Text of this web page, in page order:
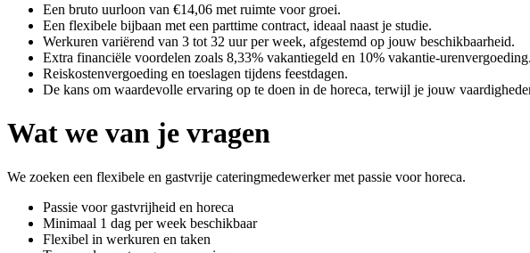
Een bruto uurloon van €14,06 met ruimte voor groei.
Een flexibele bijbaan met een parttime contract, ideaal naast je studie.
Werkuren variërend van 3 tot 32 uur per week, afgestemd op jouw beschikbaarheid.
Extra financiële voordelen zoals 8,33% vakantiegeld en 10% vakantie-urenvergoeding.
Reiskostenvergoeding en toeslagen tijdens feestdagen.
De kans om waardevolle ervaring op te doen in de horeca, terwijl je jouw
Wat we van je vragen
We zoeken een flexibele en gastvrije cateringmedewerker met passie voor horeca.
Passie voor gastvrijheid en horeca
Minimaal 1 dag per week beschikbaar
Flexibel in werkuren en taken